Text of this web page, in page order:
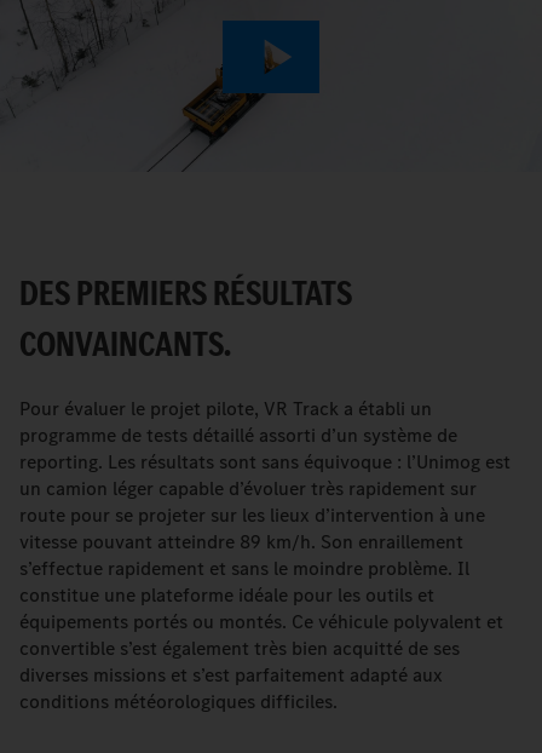
Play
DES PREMIERS RÉSULTATS
CONVAINCANTS.
Pour évaluer le projet pilote, VR Track a établi un
programme de tests détaillé assorti d’un système de
reporting. Les résultats sont sans équivoque : l’Unimog est
un camion léger capable d’évoluer très rapidement sur
route pour se projeter sur les lieux d’intervention à une
vitesse pouvant atteindre 89 km/h. Son enraillement
s’effectue rapidement et sans le moindre problème. Il
constitue une plateforme idéale pour les outils et
équipements portés ou montés. Ce véhicule polyvalent et
convertible s’est également très bien acquitté de ses
diverses missions et s’est parfaitement adapté aux
conditions météorologiques difficiles.